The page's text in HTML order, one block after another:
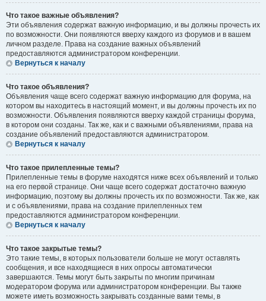
Что такое важные объявления?
Эти объявления содержат важную информацию, и вы должны прочесть их
по возможности. Они появляются вверху каждого из форумов и в вашем
личном разделе. Права на создание важных объявлений
предоставляются администратором конференции.
Вернуться к началу
Что такое объявления?
Объявления чаще всего содержат важную информацию для форума, на
котором вы находитесь в настоящий момент, и вы должны прочесть их по
возможности. Объявления появляются вверху каждой страницы форума,
в котором они созданы. Так же, как и с важными объявлениями, права на
создание объявлений предоставляются администратором.
Вернуться к началу
Что такое прилепленные темы?
Прилепленные темы в форуме находятся ниже всех объявлений и только
на его первой странице. Они чаще всего содержат достаточно важную
информацию, поэтому вы должны прочесть их по возможности. Так же, как
и с объявлениями, права на создание прилепленных тем
предоставляются администратором конференции.
Вернуться к началу
Что такое закрытые темы?
Это такие темы, в которых пользователи больше не могут оставлять
сообщения, и все находящиеся в них опросы автоматически
завершаются. Темы могут быть закрыты по многим причинам
модератором форума или администратором конференции. Вы также
можете иметь возможность закрывать созданные вами темы, в